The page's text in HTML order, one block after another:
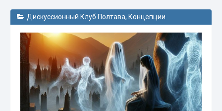
Дискуссионный Клуб Полтава, Концепции